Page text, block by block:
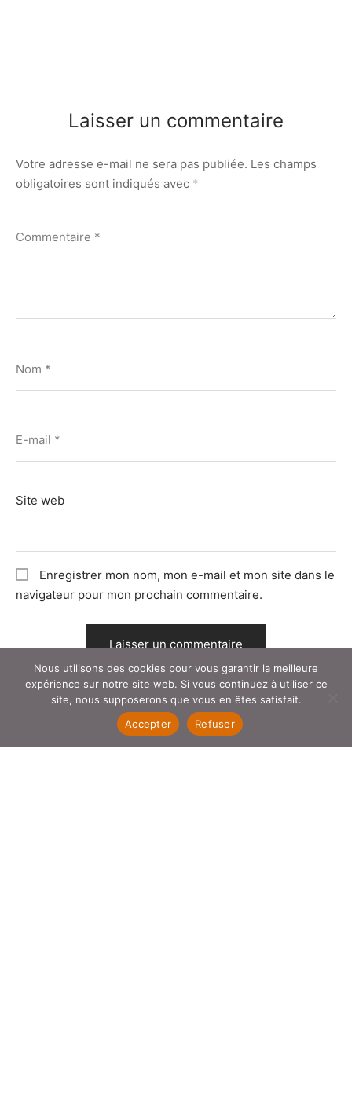
Laisser un commentaire
Votre adresse e-mail ne sera pas publiée. Les champs
obligatoires sont indiqués avec *
Commentaire *
Nom *
E-mail *
Site web
Enregistrer mon nom, mon e-mail et mon site dans le
navigateur pour mon prochain commentaire.
Nous utilisons des cookies pour vous garantir la meilleure
expérience sur notre site web. Si vous continuez à utiliser ce
site, nous supposerons que vous en êtes satisfait.
Accepter
Refuser